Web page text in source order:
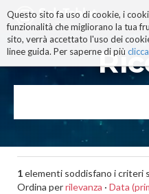
Questo sito fa uso di cookie, i
funzionalità che migliorano la tua
sito, verrà accettato l'uso dei
linee guida. Per saperne di più
ai
|
alla
1elementi soddisfano i criteri
Ordina perrilevanza · Data